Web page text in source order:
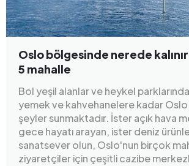
Oslo bölgesinde nerede
5 mahalle
Bol yeşil alanlar ve heykel
yemek ve kahvehanelere kadar
şeyler sunmaktadır. İster açık hava
gece hayatı arayan, ister deniz
sanatsever olun, Oslo'nun birçok
ziyaretçiler için çeşitli cazibe